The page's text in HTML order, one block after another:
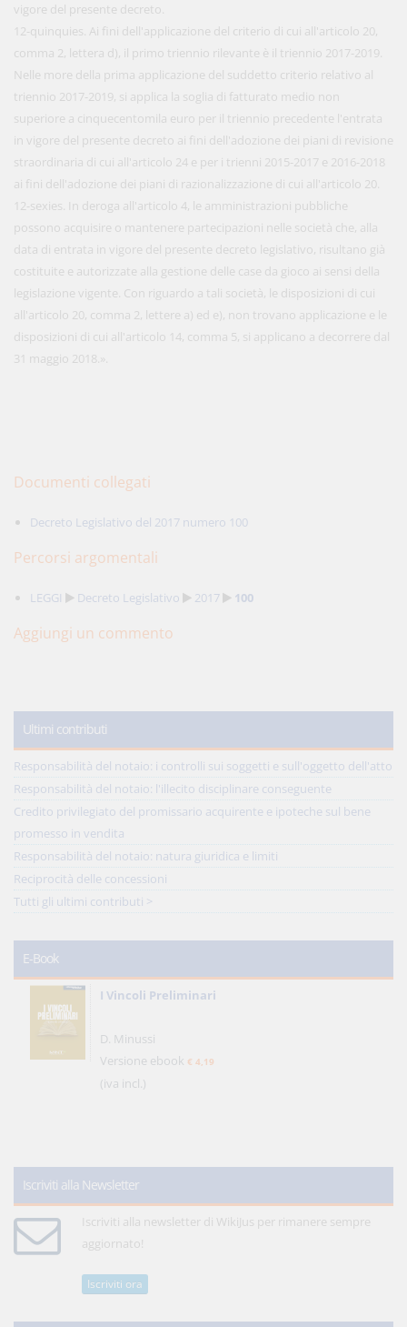
vigore del presente decreto.
12-quinquies. Ai fini dell'applicazione del criterio di cui all'articolo 20,
comma 2, lettera d), il primo triennio rilevante è il triennio 2017-2019.
Nelle more della prima applicazione del suddetto criterio relativo al
triennio 2017-2019, si applica la soglia di fatturato medio non
superiore a cinquecentomila euro per il triennio precedente l'entrata
in vigore del presente decreto ai fini dell'adozione dei piani di revisione
straordinaria di cui all'articolo 24 e per i trienni 2015-2017 e 2016-2018
ai fini dell'adozione dei piani di razionalizzazione di cui all'articolo 20.
12-sexies. In deroga all'articolo 4, le amministrazioni pubbliche
possono acquisire o mantenere partecipazioni nelle società che, alla
data di entrata in vigore del presente decreto legislativo, risultano già
costituite e autorizzate alla gestione delle case da gioco ai sensi della
legislazione vigente. Con riguardo a tali società, le disposizioni di cui
all'articolo 20, comma 2, lettere a) ed e), non trovano applicazione e le
disposizioni di cui all'articolo 14, comma 5, si applicano a decorrere dal
31 maggio 2018.».
Documenti collegati
Decreto Legislativo del 2017 numero 100
Percorsi argomentali
LEGGI Decreto Legislativo 2017 100
Aggiungi un commento
Ultimi contributi
Responsabilità del notaio: i controlli sui soggetti e sull'oggetto dell'atto
Responsabilità del notaio: l'illecito disciplinare conseguente
Credito privilegiato del promissario acquirente e ipoteche sul bene
promesso in vendita
Responsabilità del notaio: natura giuridica e limiti
Reciprocità delle concessioni
Tutti gli ultimi contributi >
E-Book
I Vincoli Preliminari
D. Minussi
Versione ebook € 4,19
(iva incl.)
Iscriviti alla Newsletter
Iscriviti alla newsletter di WikiJus per rimanere sempre
aggiornato!
Iscriviti ora